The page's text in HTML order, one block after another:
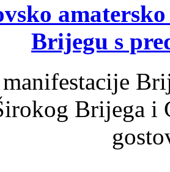
Brijegu s
Brijega